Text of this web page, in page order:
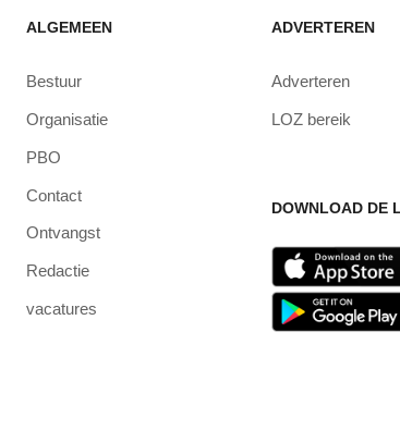
ALGEMEEN
Bestuur
Organisatie
PBO
Contact
Ontvangst
Redactie
vacatures
ADVERTEREN
Adverteren
LOZ bereik
DOWNLOAD DE